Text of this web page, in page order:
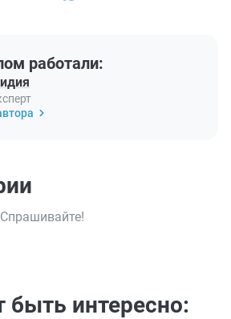
работали:
интересно: